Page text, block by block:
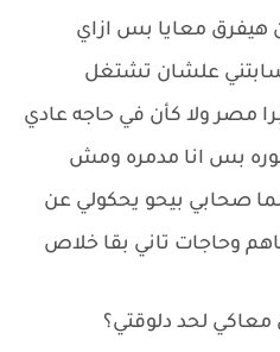
هيفرق معايا بس ازاي
علشان تشتغل
مصر ولا كأن في حاجه عادي
بس انا مدمره ومش
صحابي بيحو يحكولي عن
وحاجات تاني بقا خلاص
لحد دلوقتي؟